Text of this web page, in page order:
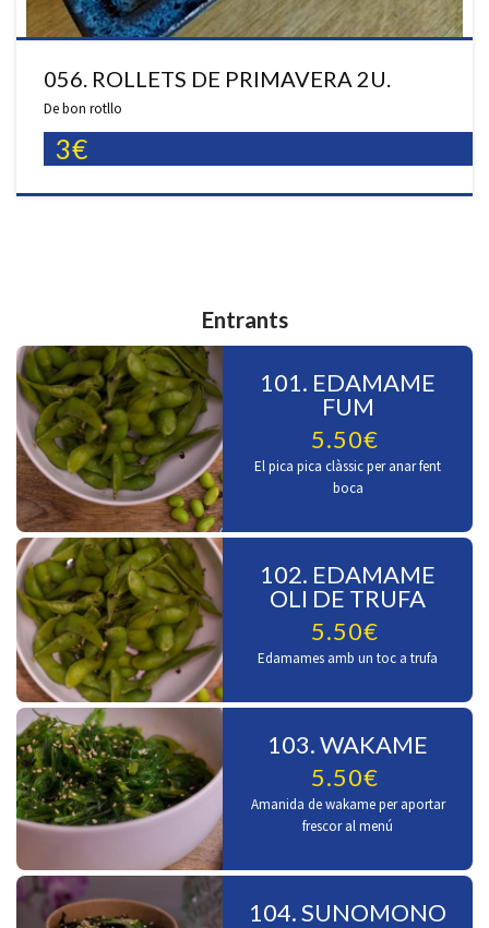
056. ROLLETS DE PRIMAVERA 2U.
De bon rotllo
3€
Entrants
101. EDAMAME
FUM
5.50€
El pica pica clàssic per anar fent
boca
102. EDAMAME
OLI DE TRUFA
5.50€
Edamames amb un toc a trufa
103. WAKAME
5.50€
Amanida de wakame per aportar
frescor al menú
104. SUNOMONO